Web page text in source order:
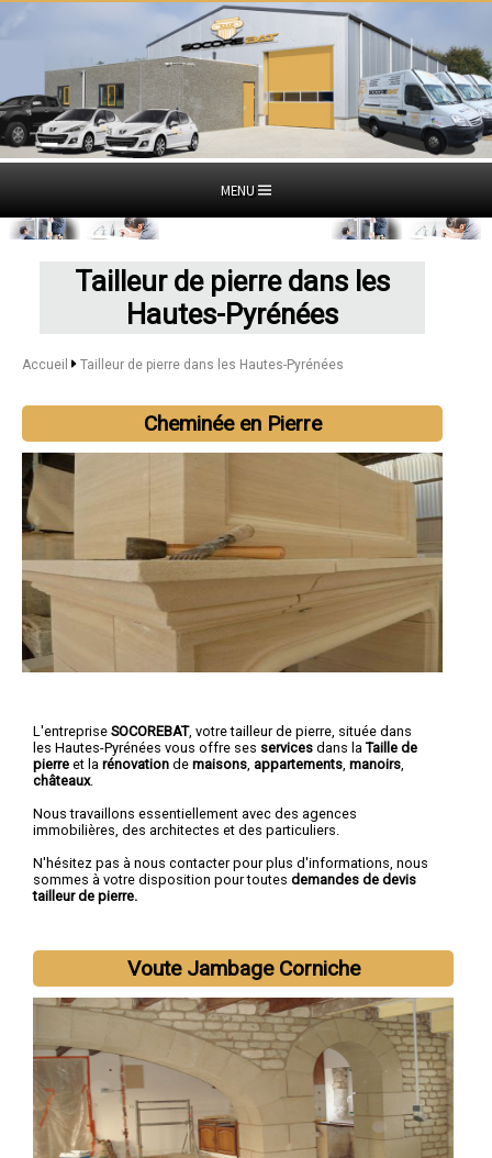
MENU
Tailleur de pierre dans les
Hautes-Pyrénées
Accueil Tailleur de pierre dans les Hautes-Pyrénées
Cheminée en Pierre
L'entreprise SOCOREBAT, votre tailleur de pierre , située dans
les Hautes-Pyrénées vous offre ses services dans la Taille de
pierre et la rénovation de maisons appartements manoirs
châteaux.
Nous travaillons essentiellement avec des agences
immobilières, des architectes et des particuliers.
N'hésitez pas à nous contacter pour plus d'informations, nous
sommes à votre disposition pour toutes demandes de devis
tailleur de pierre.
Voute Jambage Corniche